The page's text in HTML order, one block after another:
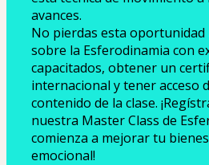
avances.
No pierdas esta oportunidad
sobre la Esferodinamia con
capacitados, obtener un
internacional y tener acceso
contenido de la clase.
nuestra Master Class de
comienza a mejorar tu
emocional!